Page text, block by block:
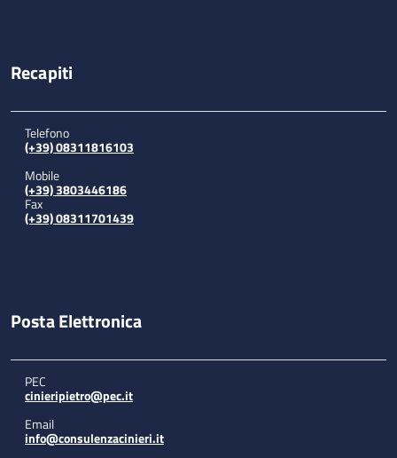
Recapiti
Telefono
(+39) 08311816103
Mobile
(+39) 3803446186
Fax
(+39) 08311701439
Posta Elettronica
PEC
cinieripietro@pec.it
Email
info@consulenzacinieri.it